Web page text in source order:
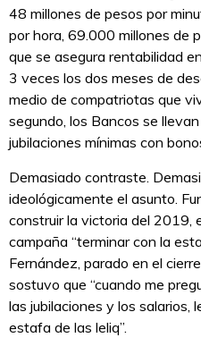
48 millones de pesos por
por hora, 69.000 millones de
que se asegura rentabilidad
3 veces los dos meses de
medio de compatriotas que
segundo, los Bancos se
jubilaciones mínimas con
Demasiado contraste.
ideológicamente el asunto.
construir la victoria del 2019,
campaña “terminar con la
Fernández, parado en el
sostuvo que “cuando me
las jubilaciones y los salarios,
estafa de las leliq”.